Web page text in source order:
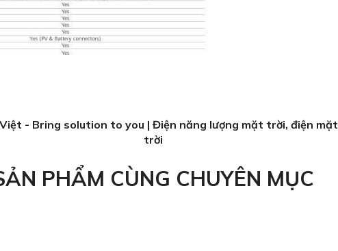
- Bring solution to you | Điện năng lượng mặt trời, điện mặt
trời
PHẨM CÙNG CHUYÊN MỤC